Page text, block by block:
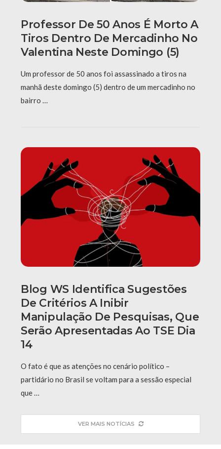
Professor De 50 Anos É Morto A
Tiros Dentro De Mercadinho No
Valentina Neste Domingo (5)
Um professor de 50 anos foi assassinado a tiros na
manhã deste domingo (5) dentro de um mercadinho no
bairro …
Blog WS Identifica Sugestões
De Critérios A Inibir
Manipulação De Pesquisas, Que
Serão Apresentadas Ao TSE Dia
14
O fato é que as atenções no cenário político –
partidário no Brasil se voltam para a sessão especial
que …
VER MAIS NOTÍCIAS